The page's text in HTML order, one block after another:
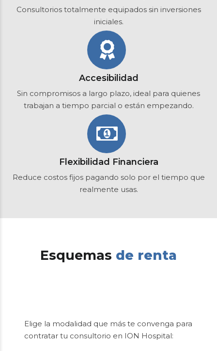
Consultorios totalmente equipados sin inversiones
iniciales.
Accesibilidad
Sin compromisos a largo plazo, ideal para quienes
trabajan a tiempo parcial o están empezando.
Flexibilidad Financiera
Reduce costos fijos pagando solo por el tiempo que
realmente usas.
Esquemas de renta
Elige la modalidad que más te convenga para
contratar tu consultorio en ION Hospital: